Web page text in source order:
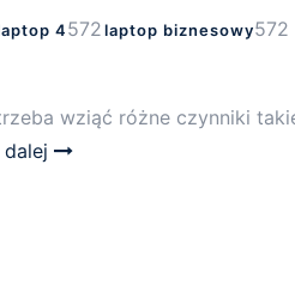
4572laptop biznesowy572
wziąć różne czynniki